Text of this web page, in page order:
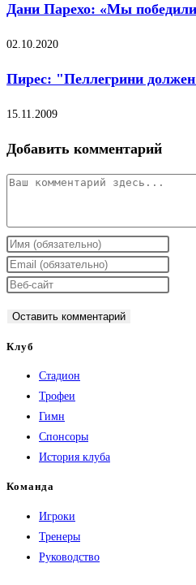
Дани Парехо: «Мы победили
02.10.2020
Пирес: "Пеллегрини
15.11.2009
Добавить комментарий
Комментарий
Введите
свое
имя
пользователя,
прокомментировать
Введите
свой
чтобы
Введите
веб-
(необязательно)
Клуб
Стадион
Трофеи
Гимн
Спонсоры
История клуба
Команда
Игроки
Тренеры
Руководство